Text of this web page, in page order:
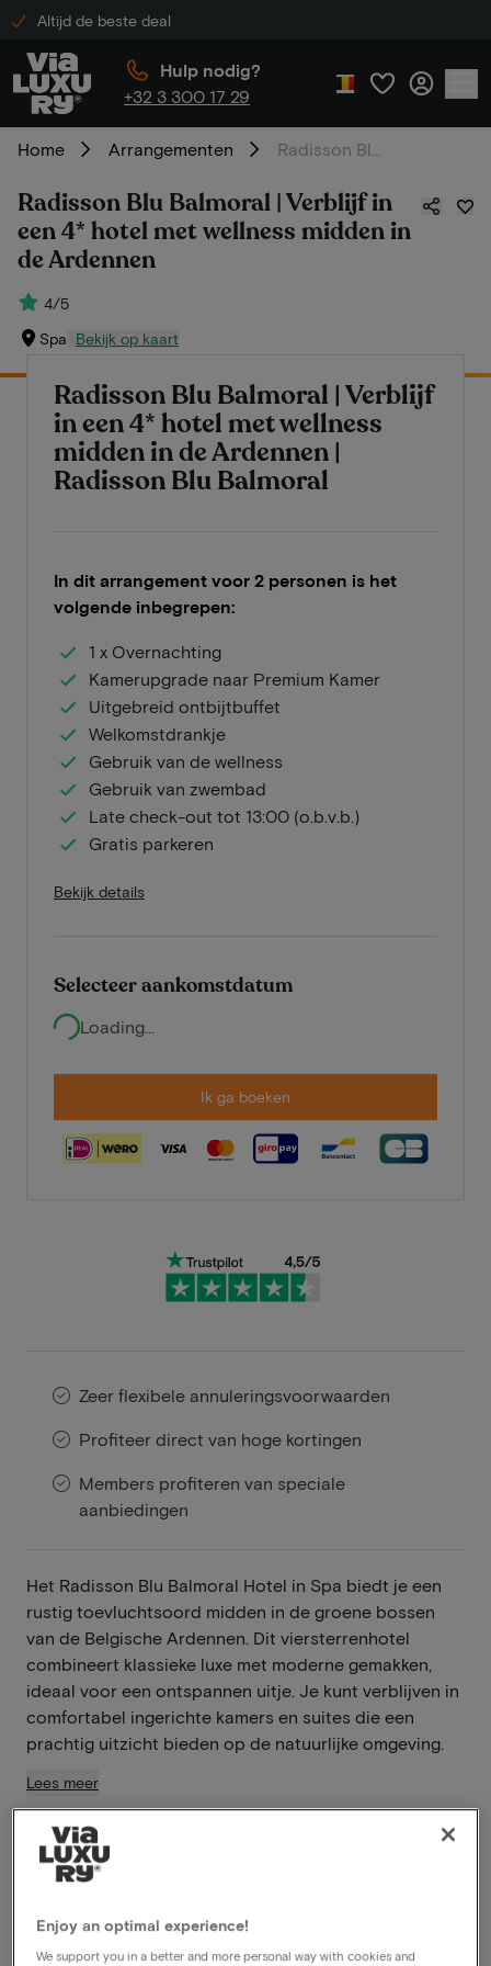
Altijd de beste deal
Hulp nodig?
+32 3 300 17 29
Home Arrangementen
Radisson Blu Balmoral | Verblijf in
een 4* hotel met wellness midden in
de Ardennen
4/5
Spa Bekijk op kaart
Radisson Blu Balmoral | Verblijf
in een 4* hotel met wellness
midden in de Ardennen |
Radisson Blu Balmoral
In dit arrangement voor 2 personen is het
volgende inbegrepen:
1 x Overnachting
Kamerupgrade naar Premium Kamer
Uitgebreid ontbijtbuffet
Welkomstdrankje
Gebruik van de wellness
Gebruik van zwembad
Late check-out tot 13:00 (o.b.v.b.)
Gratis parkeren
Bekijk details
Selecteer aankomstdatum
Loading...
Ik ga boeken
Zeer flexibele annuleringsvoorwaarden
Profiteer direct van hoge kortingen
Members profiteren van speciale
aanbiedingen
Het Radisson Blu Balmoral Hotel in Spa biedt je een
rustig toevluchtsoord midden in de groene bossen
van de Belgische Ardennen. Dit viersterrenhotel
combineert klassieke luxe met moderne gemakken,
ideaal voor een ontspannen uitje. Je kunt verblijven in
comfortabel ingerichte kamers en suites die een
prachtig uitzicht bieden op de natuurlijke omgeving.
Lees meer
Inclusief ontbijt
Zwembad aanwezig
Late check-out
Gratis parkeren
Enjoy an optimal experience!
We support you in a better and more personal way with cookies and